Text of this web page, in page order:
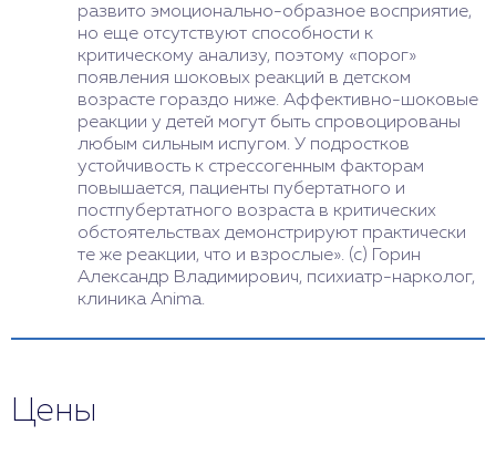
развито эмоционально-образное восприятие,
но еще отсутствуют способности к
критическому анализу, поэтому «порог»
появления шоковых реакций в детском
возрасте гораздо ниже. Аффективно-шоковые
реакции у детей могут быть спровоцированы
любым сильным испугом. У подростков
устойчивость к стрессогенным факторам
повышается, пациенты пубертатного и
постпубертатного возраста в критических
обстоятельствах демонстрируют практически
те же реакции, что и взрослые». (с) Горин
Александр Владимирович, психиатр-нарколог,
клиника Anima.
Цены